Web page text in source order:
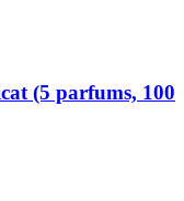
(5 parfums, 100